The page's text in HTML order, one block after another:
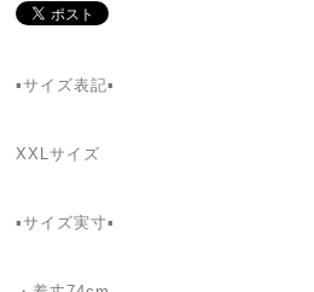
▪サイズ表記▪
XXLサイズ
▪サイズ実寸▪